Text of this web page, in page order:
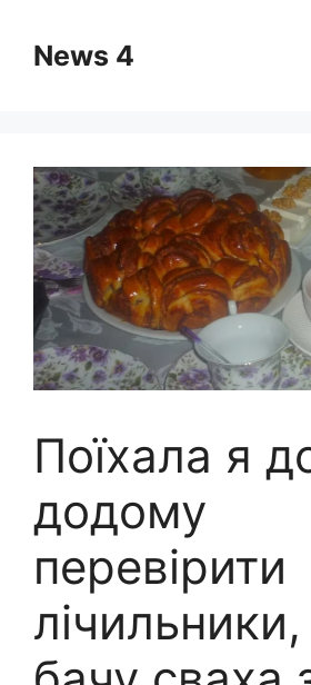
contentNews 4
Поїхала я
додому
перевірити